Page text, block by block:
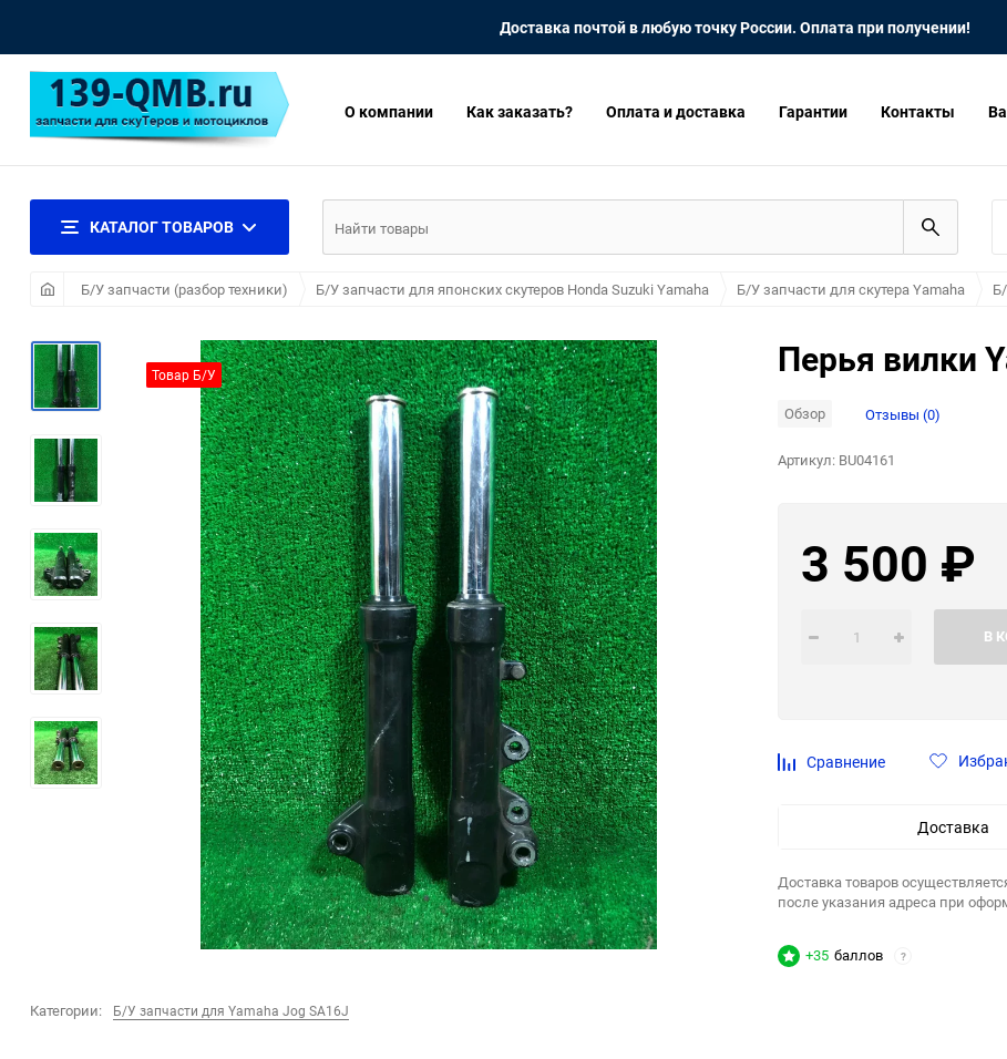
Доставка почтой в любую точку России. Оплата при получении!
О компании Как заказать? Оплата и доставка Гарантии Контакты
КАТАЛОГ ТОВАРОВ
Б/У запчасти (разбор техники) Б/У запчасти для японских скутеров Honda Suzuki Yamaha Б/У запчасти для скутера Yamaha
Товар Б/У
Категории: Б/У запчасти для Yamaha Jog SA16J
Перья вилки
Обзор Отзывы (0)
Артикул: BU04161
3 500 ₽
В
Сравнение
Доставка
Доставка товаров
после указания адреса при
+35 баллов ?